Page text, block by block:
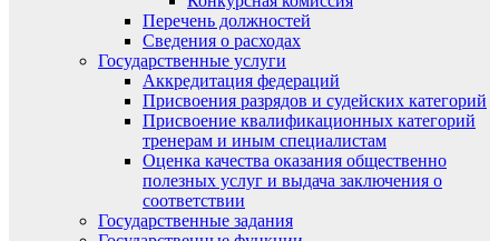
Перечень должностей
Сведения о расходах
Государственные услуги
Аккредитация федераций
Присвоения разрядов и судейских категорий
Присвоение квалификационных категорий
тренерам и иным специалистам
Оценка качества оказания общественно
полезных услуг и выдача заключения о
соответствии
Государственные задания